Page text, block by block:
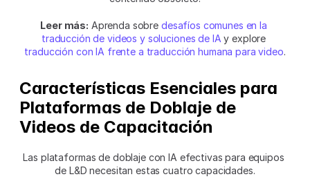
Leer más: Aprenda sobre desafíos comunes en la
traducción de videos y soluciones de IA
traducción con IA frente a traducción humana para video.
Características Esenciales para
Plataformas de Doblaje de
Videos de Capacitación
Las plataformas de doblaje con IA efectivas para equipos
de L&D necesitan estas cuatro capacidades.